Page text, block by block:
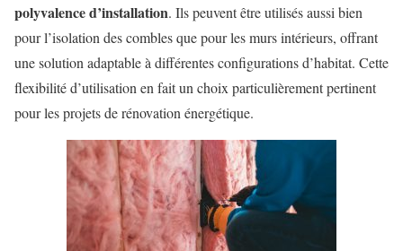
polyvalence d’installation. Ils peuvent être utilisés aussi bien
pour l’isolation des combles que pour les murs intérieurs, offrant
une solution adaptable à différentes configurations d’habitat. Cette
flexibilité d’utilisation en fait un choix particulièrement pertinent
pour les projets de rénovation énergétique.